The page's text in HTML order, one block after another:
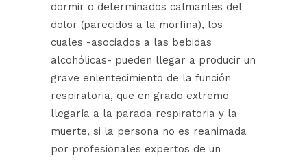
dormir o determinados calmantes del
dolor (parecidos a la morfina), los
cuales -asociados a las bebidas
alcohólicas- pueden llegar a producir un
grave enlentecimiento de la función
respiratoria, que en grado extremo
llegaría a la parada respiratoria y la
muerte, si la persona no es reanimada
por profesionales expertos de un